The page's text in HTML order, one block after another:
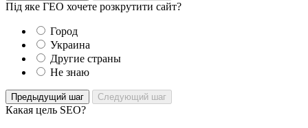
Під яке ГЕО хочете розкрутити сайт?
Город
Украина
Другие страны
Не знаю
Предыдущий шаг Следующий шаг
Какая цель SEO?